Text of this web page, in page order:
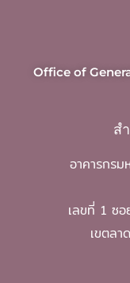
Office of
ส
อาคารกร
เลขที่ 1 ซ
เขตล